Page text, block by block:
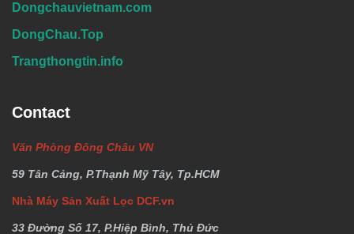
Dongchauvietnam.com
DongChau.Top
Trangthongtin.info
Contact
Văn Phòng Đông Châu VN
59 Tân Cảng, P.Thạnh Mỹ Tây, Tp.HCM
Nhà Máy Sản Xuất Lọc DCF.vn
33 Đường Số 17, P.Hiệp Bình, Thủ Đức